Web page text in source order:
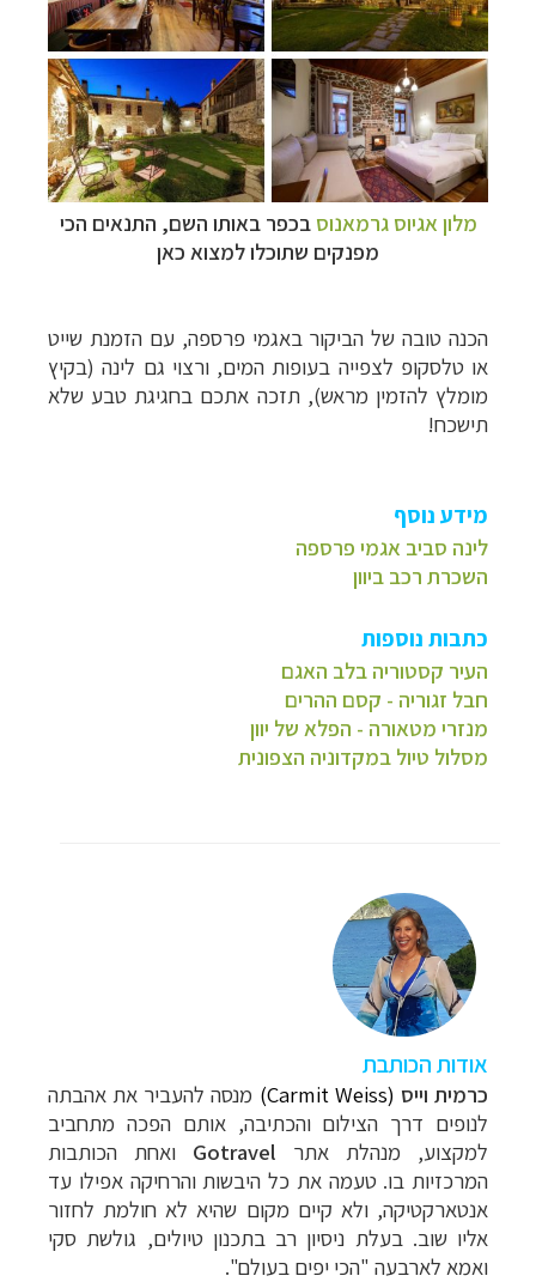
מלון אגיוס גרמאנוס בכפר באותו השם, התנאים הכי
מפנקים שתוכלו למצוא כאן
הכנה טובה של הביקור באגמי פרספה, עם הזמנת שייט
או טלסקופ לצפייה בעופות המים, ורצוי גם לינה (בקיץ
מומלץ להזמין מראש), תזכה אתכם בחגיגת טבע שלא
תישכח!
מידע נוסף
לינה סביב אגמי פרספה
השכרת רכב ביוון
כתבות נוספות
העיר קסטוריה בלב האגם
חבל זגוריה - קסם ההרים
מנזרי מטאורה - הפלא של יוון
מסלול טיול במקדוניה הצפונית
אודות הכותבת
כרמית וייס (Carmit Weiss)
מנסה להעביר את אהבתה
לנופים דרך הצילום והכתיבה, אותם הפכה מתחביב
למקצוע, מנהלת אתר Gotravel
ואחת הכותבות
המרכזיות בו. טעמה את כל היבשות והרחיקה אפילו עד
אנטארקטיקה, ולא קיים מקום שהיא לא חולמת לחזור
אליו שוב. בעלת ניסיון רב בתכנון טיולים, גולשת סקי
ואמא לארבעה "הכי יפים בעולם".